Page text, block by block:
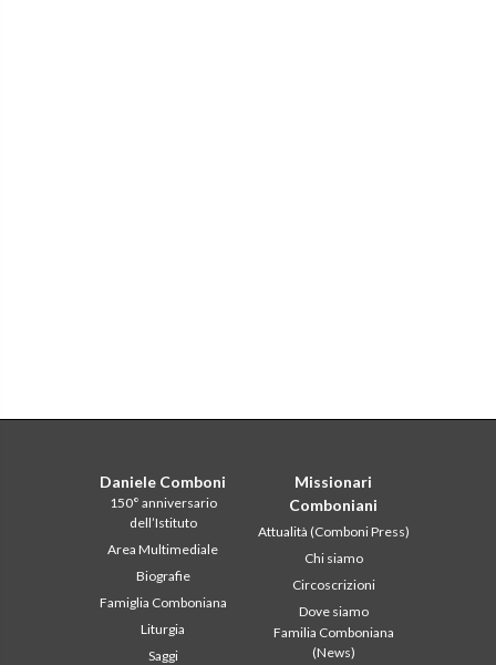
Daniele Comboni
150° anniversario
dell’Istituto
Area Multimediale
Biografie
Famiglia Comboniana
Liturgia
Saggi
Missionari
Comboniani
Attualità (Comboni Press)
Chi siamo
Circoscrizioni
Dove siamo
Familia Comboniana
(News)